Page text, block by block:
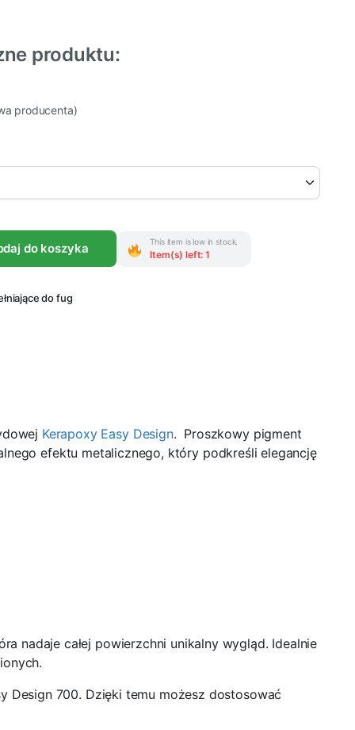
produktu:
producenta)
do koszyka This item is low in stock.
Item(s) left: 1
do fug
Kerapoxy Easy Design. Proszkowy pigment
efektu metalicznego, który podkreśli elegancję
nadaje całej powierzchni unikalny wygląd. Idealnie
Design 700. Dzięki temu możesz dostosować